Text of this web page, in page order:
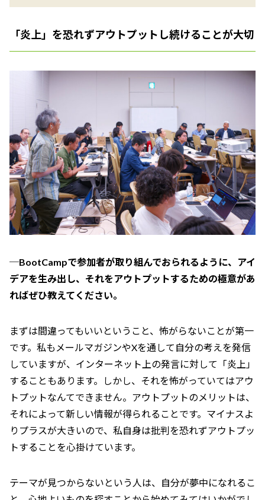
「炎上」を恐れずアウトプットし続けることが大切
─BootCampで参加者が取り組んでおられるように、アイ
デアを生み出し、それをアウトプットするための極意があ
ればぜひ教えてください。
まずは間違ってもいいということ、怖がらないことが第一
です。私もメールマガジンやXを通して自分の考えを発信
していますが、インターネット上の発言に対して「炎上」
することもあります。しかし、それを怖がっていてはアウ
トプットなんてできません。アウトプットのメリットは、
それによって新しい情報が得られることです。マイナスよ
りプラスが大きいので、私自身は批判を恐れずアウトプッ
トすることを心掛けています。
テーマが見つからないという人は、自分が夢中になれるこ